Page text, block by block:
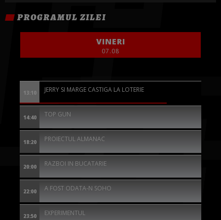
PROGRAMUL ZILEI
VINERI
07.08
13:10 JERRY SI MARGE CASTIGA LA LOTERIE
14:40 TOP GUN
18:20 PROIECTUL ALMANAC
20:00 RAZBOI IN BUCATARIE
22:00 A FOST ODATA-N SOHO
23:50 EXPERIMENTUL